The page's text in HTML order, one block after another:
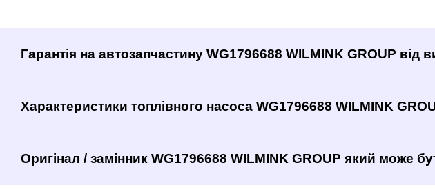
Гарантія на автозапчастину WG1796688 WILMINK GROUP від
Характеристики топлівного насоса WG1796688 WILMINK
Оригінал / замінник WG1796688 WILMINK GROUP який може